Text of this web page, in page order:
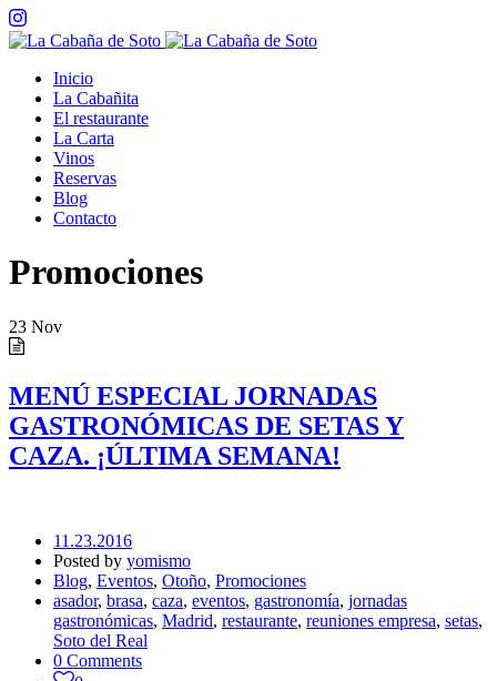
Inicio
La Cabañita
El restaurante
La Carta
Vinos
Reservas
Blog
Contacto
Promociones
23 Nov
MENÚ ESPECIAL JORNADAS
GASTRONÓMICAS DE SETAS Y
CAZA. ¡ÚLTIMA SEMANA!
11.23.2016
Posted by yomismo
Blog, Eventos, Otoño, Promociones
asador, brasa, caza, eventos, gastronomía, jornadas
gastronómicas, Madrid, restaurante, reuniones empresa, setas,
Soto del Real
0 Comments